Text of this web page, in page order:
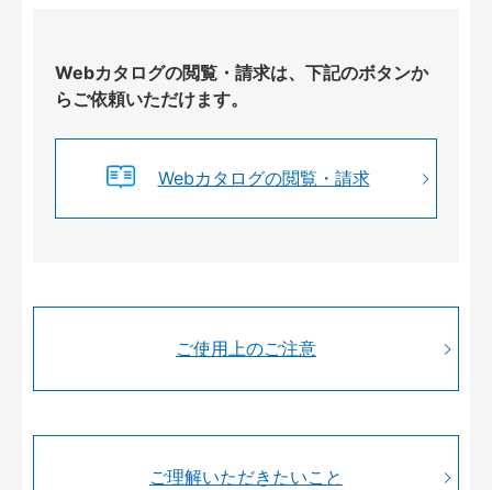
Webカタログの閲覧・請求は、下記のボタンか
らご依頼いただけます。
Webカタログの閲覧・請求
ご使用上のご注意
ご理解いただきたいこと